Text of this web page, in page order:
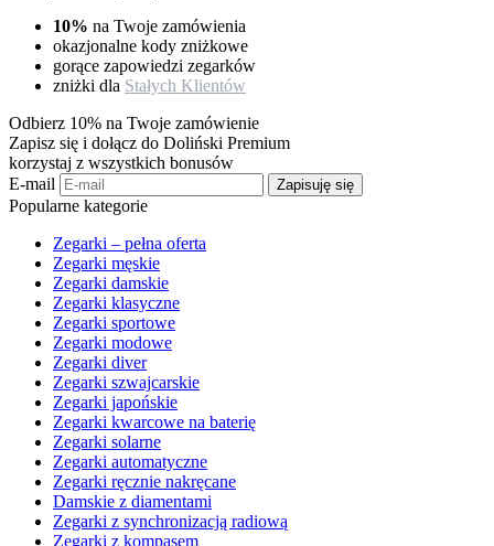
10% na Twoje zamówienia
okazjonalne kody zniżkowe
gorące zapowiedzi zegarków
zniżki dla Stałych Klientów
Odbierz 10% na Twoje zamówienie
Zapisz się i dołącz do Doliński Premium
korzystaj z wszystkich bonusów
E-mail
Zapisuję się
Popularne kategorie
Zegarki – pełna oferta
Zegarki męskie
Zegarki damskie
Zegarki klasyczne
Zegarki sportowe
Zegarki modowe
Zegarki diver
Zegarki szwajcarskie
Zegarki japońskie
Zegarki kwarcowe na baterię
Zegarki solarne
Zegarki automatyczne
Zegarki ręcznie nakręcane
Damskie z diamentami
Zegarki z synchronizacją radiową
Zegarki z kompasem